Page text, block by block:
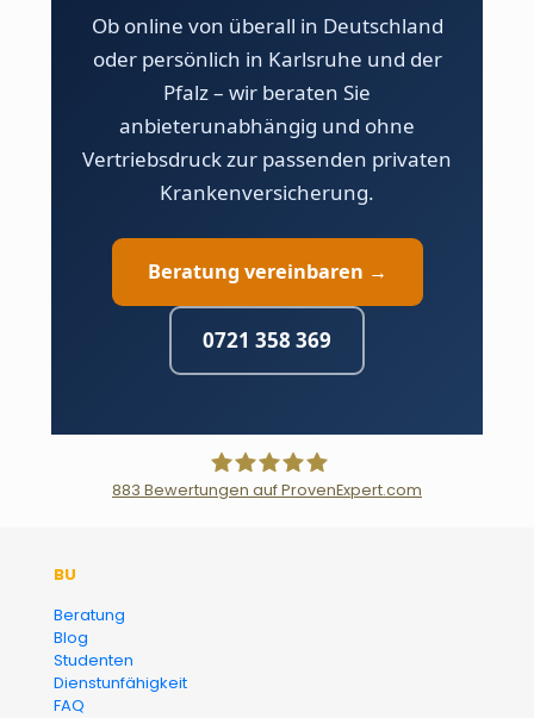
Folge der Bestnote A++.
Festgehalt, ohne
individuellen
Provisionsanreiz, und
empfehlen den Tarif, der zu
Ihnen passt.
Ob online von überall in Deutschland
oder persönlich in Karlsruhe und der
Pfalz – wir beraten Sie
anbieterunabhängig und ohne
Vertriebsdruck zur passenden privaten
Krankenversicherung.
Beratung vereinbaren →
0721 358 369
883 Bewertungen auf ProvenExpert.com
BU
Beratung
Blog
Studenten
Dienstunfähigkeit
FAQ